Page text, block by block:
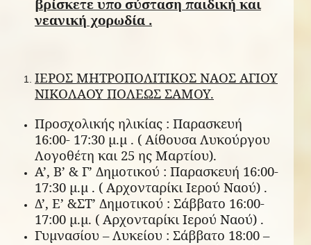
βρίσκετε υπο σύσταση παιδική και
νεανική χορωδία .
ΙΕΡΟΣ ΜΗΤΡΟΠΟΛΙΤΙΚΟΣ ΝΑΟΣ ΑΓΙΟΥ
ΝΙΚΟΛΑΟΥ ΠΟΛΕΩΣ ΣΑΜΟΥ.
Προσχολικής ηλικίας : Παρασκευή
16:00- 17:30 μ.μ . ( Αίθουσα Λυκούργου
Λογοθέτη και 25 ης Μαρτίου).
Α’, Β’ & Γ’ Δημοτικού : Παρασκευή 16:00-
17:30 μ.μ . ( Αρχονταρίκι Ιερού Ναού) .
Δ’, Ε’ &ΣΤ’ Δημοτικού : Σάββατο 16:00-
17:00 μ.μ. ( Αρχονταρίκι Ιερού Ναού) .
Γυμνασίου – Λυκείου : Σάββατο 18:00 –